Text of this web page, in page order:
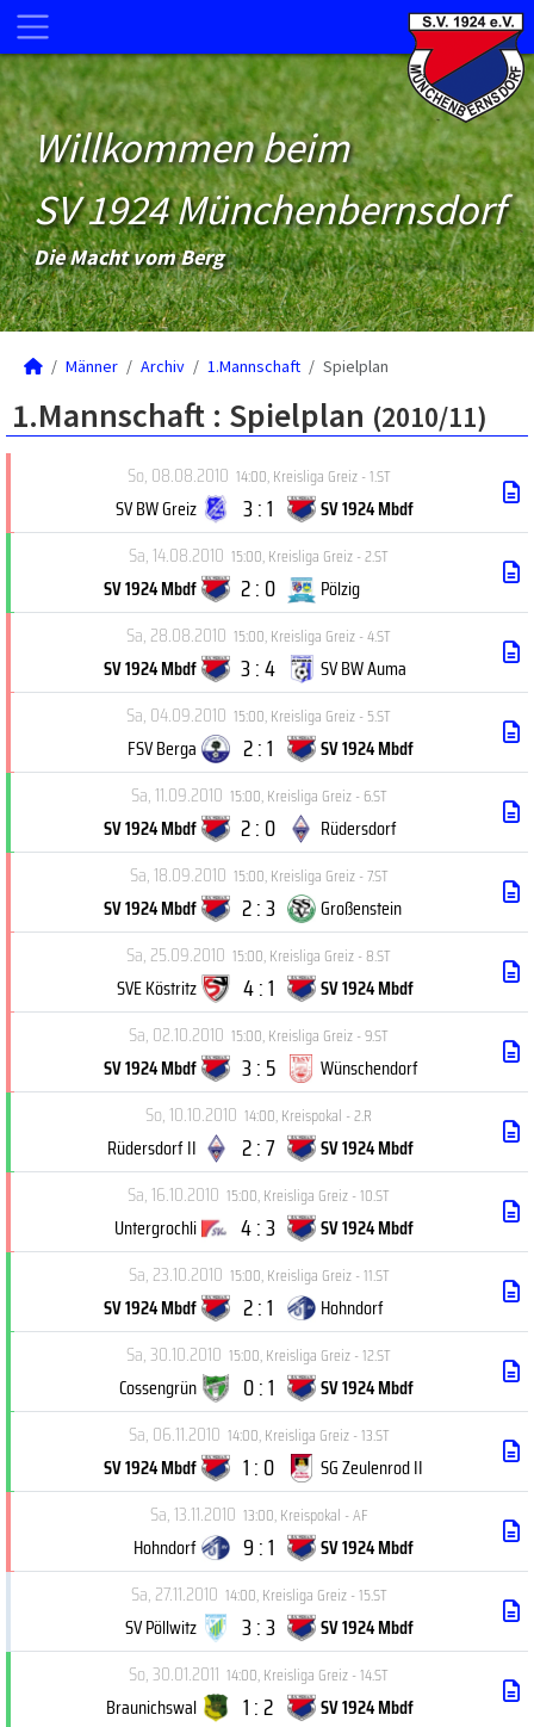
Willkommen beim
SV 1924 Münchenbernsdorf
Die Macht vom Berg
Männer Archiv 1.Mannschaft Spielplan
1.Mannschaft : Spielplan (2010/11)
So, 08.08.2010 14:00,Kreisliga Greiz - 1.ST
SV BW Greiz 3 : 1
SV 1924 Mbdf
Sa, 14.08.2010 15:00,Kreisliga Greiz - 2.ST
SV 1924 Mbdf 2 : 0
Pölzig
Sa, 28.08.2010 15:00,Kreisliga Greiz - 4.ST
SV 1924 Mbdf 3 : 4
SV BW Auma
Sa, 04.09.2010 15:00,Kreisliga Greiz - 5.ST
FSV Berga 2 : 1
SV 1924 Mbdf
Sa, 11.09.2010 15:00,Kreisliga Greiz - 6.ST
SV 1924 Mbdf 2 : 0
Rüdersdorf
Sa, 18.09.2010 15:00,Kreisliga Greiz - 7.ST
SV 1924 Mbdf 2 : 3
Großenstein
Sa, 25.09.2010 15:00,Kreisliga Greiz - 8.ST
SVE Köstritz 4 : 1
SV 1924 Mbdf
Sa, 02.10.2010 15:00,Kreisliga Greiz - 9.ST
SV 1924 Mbdf 3 : 5
Wünschendorf
So, 10.10.2010 14:00,Kreispokal - 2.R
Rüdersdorf II 2 : 7
SV 1924 Mbdf
Sa, 16.10.2010 15:00,Kreisliga Greiz - 10.ST
Untergrochli 4 : 3
SV 1924 Mbdf
Sa, 23.10.2010 15:00,Kreisliga Greiz - 11.ST
SV 1924 Mbdf 2 : 1
Hohndorf
Sa, 30.10.2010 15:00,Kreisliga Greiz - 12.ST
Cossengrün 0 : 1
SV 1924 Mbdf
Sa, 06.11.2010 14:00,Kreisliga Greiz - 13.ST
SV 1924 Mbdf 1 : 0
SG Zeulenrod II
Sa, 13.11.2010 13:00,Kreispokal - AF
Hohndorf 9 : 1
SV 1924 Mbdf
Sa, 27.11.2010 14:00,Kreisliga Greiz - 15.ST
SV Pöllwitz 3 : 3
SV 1924 Mbdf
So, 30.01.2011 14:00,Kreisliga Greiz - 14.ST
Braunichswal 1 : 2
SV 1924 Mbdf